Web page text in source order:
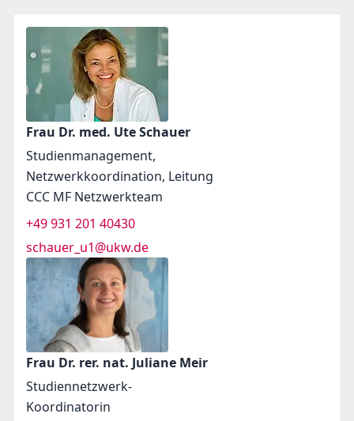
Frau Dr. med. Ute Schauer
Studienmanagement,
Netzwerkkoordination, Leitung
CCC MF Netzwerkteam
+49 931 201 40430
schauer_u1@ukw.de
Frau Dr. rer. nat. Juliane Meir
Studiennetzwerk-
Koordinatorin